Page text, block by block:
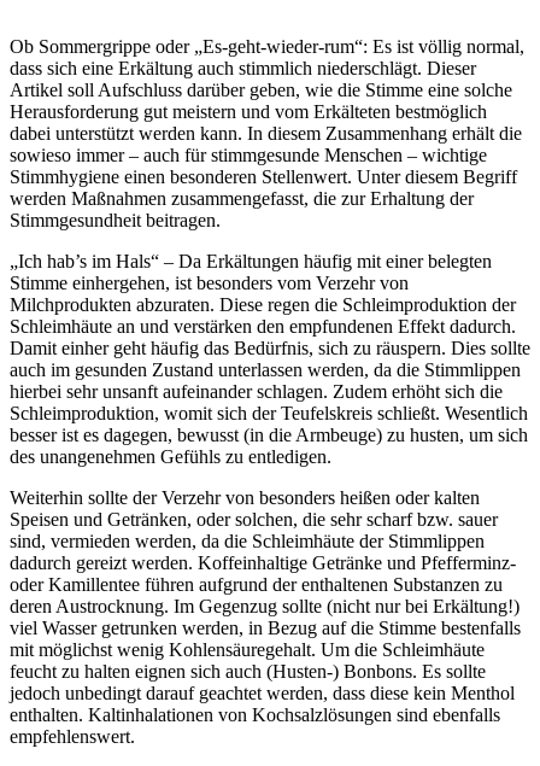
Ob Sommergrippe oder „Es-geht-wieder-rum“: Es ist völlig normal,
dass sich eine Erkältung auch stimmlich niederschlägt. Dieser
Artikel soll Aufschluss darüber geben, wie die Stimme eine solche
Herausforderung gut meistern und vom Erkälteten bestmöglich
dabei unterstützt werden kann. In diesem Zusammenhang erhält die
sowieso immer – auch für stimmgesunde Menschen – wichtige
Stimmhygiene einen besonderen Stellenwert. Unter diesem Begriff
werden Maßnahmen zusammengefasst, die zur Erhaltung der
Stimmgesundheit beitragen.
„Ich hab’s im Hals“ – Da Erkältungen häufig mit einer belegten
Stimme einhergehen, ist besonders vom Verzehr von
Milchprodukten abzuraten. Diese regen die Schleimproduktion der
Schleimhäute an und verstärken den empfundenen Effekt dadurch.
Damit einher geht häufig das Bedürfnis, sich zu räuspern. Dies sollte
auch im gesunden Zustand unterlassen werden, da die Stimmlippen
hierbei sehr unsanft aufeinander schlagen. Zudem erhöht sich die
Schleimproduktion, womit sich der Teufelskreis schließt. Wesentlich
besser ist es dagegen, bewusst (in die Armbeuge) zu husten, um sich
des unangenehmen Gefühls zu entledigen.
Weiterhin sollte der Verzehr von besonders heißen oder kalten
Speisen und Getränken, oder solchen, die sehr scharf bzw. sauer
sind, vermieden werden, da die Schleimhäute der Stimmlippen
dadurch gereizt werden. Koffeinhaltige Getränke und Pfefferminz-
oder Kamillentee führen aufgrund der enthaltenen Substanzen zu
deren Austrocknung. Im Gegenzug sollte (nicht nur bei Erkältung!)
viel Wasser getrunken werden, in Bezug auf die Stimme bestenfalls
mit möglichst wenig Kohlensäuregehalt. Um die Schleimhäute
feucht zu halten eignen sich auch (Husten-) Bonbons. Es sollte
jedoch unbedingt darauf geachtet werden, dass diese kein Menthol
enthalten. Kaltinhalationen von Kochsalzlösungen sind ebenfalls
empfehlenswert.